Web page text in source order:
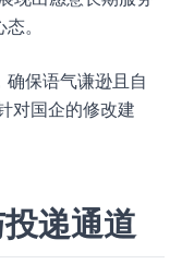
。
保语气谦逊且自
对国企的修改建
递通道